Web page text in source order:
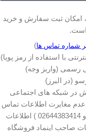
ثبت سفارش و خرید
است.
شماره تماس ها)
با استفاده از رمز پویا)
رسمی (واربز وجه)
(در البرز)
در شبکه های اجتماعی
مغایرت اطلاعات تماس
(تلفن های تماس مهرسو: ( 09981888910 و 02644383414 ) اطلاعات
صاحب اینماد فروشگاه